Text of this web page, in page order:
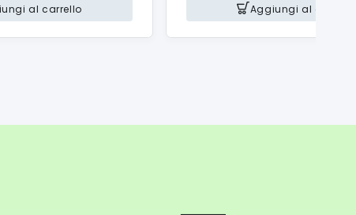
al carrello Aggiungi al carrello